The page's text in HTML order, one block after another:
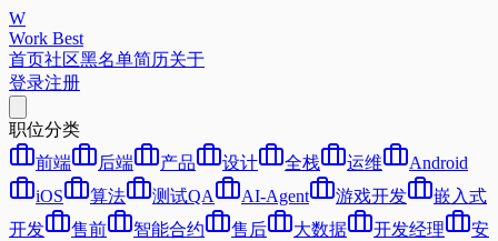
W
Work Best
首页社区黑名单简历关于
登录注册
职位分类
前端
后端 产品 设计 全栈 运维
Android
iOS
算法 测试QA AI-Agent 游戏开发
嵌入式
开发
售前 智能合约 售后 大数据 开发经理
安